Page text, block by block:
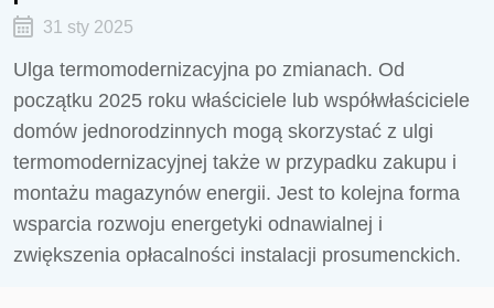
31 sty 2025
Ulga termomodernizacyjna po zmianach. Od
początku 2025 roku właściciele lub współwłaściciele
domów jednorodzinnych mogą skorzystać z ulgi
termomodernizacyjnej także w przypadku zakupu i
montażu magazynów energii. Jest to kolejna forma
wsparcia rozwoju energetyki odnawialnej i
zwiększenia opłacalności instalacji prosumenckich.